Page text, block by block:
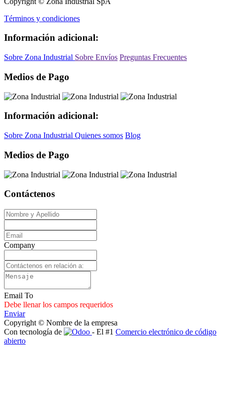
Términos y condiciones
Información adicional:
Sobre Zona Industrial Sobre Envíos Preguntas Frecuentes
Medios de Pago
Información adicional:
Sobre Zona Industrial Quienes somos Blog
Medios de Pago
Contáctenos
Company
Email To
Debe llenar los campos requeridos
Enviar
Copyright © Nombre de la empresa
Con tecnología de
- El #1 Comercio electrónico de código
abierto